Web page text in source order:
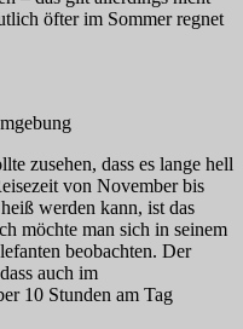
öfter im Sommer regnet
zusehen, dass es lange hell
von November bis
werden kann, ist das
möchte man sich in seinem
beobachten. Der
auch im
10 Stunden am Tag